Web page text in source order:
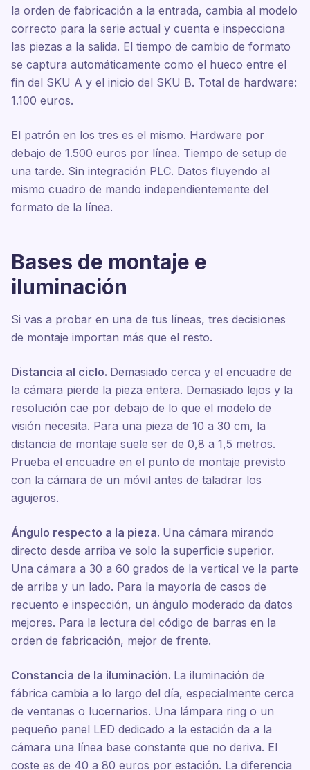
la orden de fabricación a la entrada, cambia al modelo
correcto para la serie actual y cuenta e inspecciona
las piezas a la salida. El tiempo de cambio de formato
se captura automáticamente como el hueco entre el
fin del SKU A y el inicio del SKU B. Total de hardware:
1.100 euros.
El patrón en los tres es el mismo. Hardware por
debajo de 1.500 euros por línea. Tiempo de setup de
una tarde. Sin integración PLC. Datos fluyendo al
mismo cuadro de mando independientemente del
formato de la línea.
Bases de montaje e
iluminación
Si vas a probar en una de tus líneas, tres decisiones
de montaje importan más que el resto.
Distancia al ciclo. Demasiado cerca y el encuadre de
la cámara pierde la pieza entera. Demasiado lejos y la
resolución cae por debajo de lo que el modelo de
visión necesita. Para una pieza de 10 a 30 cm, la
distancia de montaje suele ser de 0,8 a 1,5 metros.
Prueba el encuadre en el punto de montaje previsto
con la cámara de un móvil antes de taladrar los
agujeros.
Ángulo respecto a la pieza. Una cámara mirando
directo desde arriba ve solo la superficie superior.
Una cámara a 30 a 60 grados de la vertical ve la parte
de arriba y un lado. Para la mayoría de casos de
recuento e inspección, un ángulo moderado da datos
mejores. Para la lectura del código de barras en la
orden de fabricación, mejor de frente.
Constancia de la iluminación. La iluminación de
fábrica cambia a lo largo del día, especialmente cerca
de ventanas o lucernarios. Una lámpara ring o un
pequeño panel LED dedicado a la estación da a la
cámara una línea base constante que no deriva. El
coste es de 40 a 80 euros por estación. La diferencia